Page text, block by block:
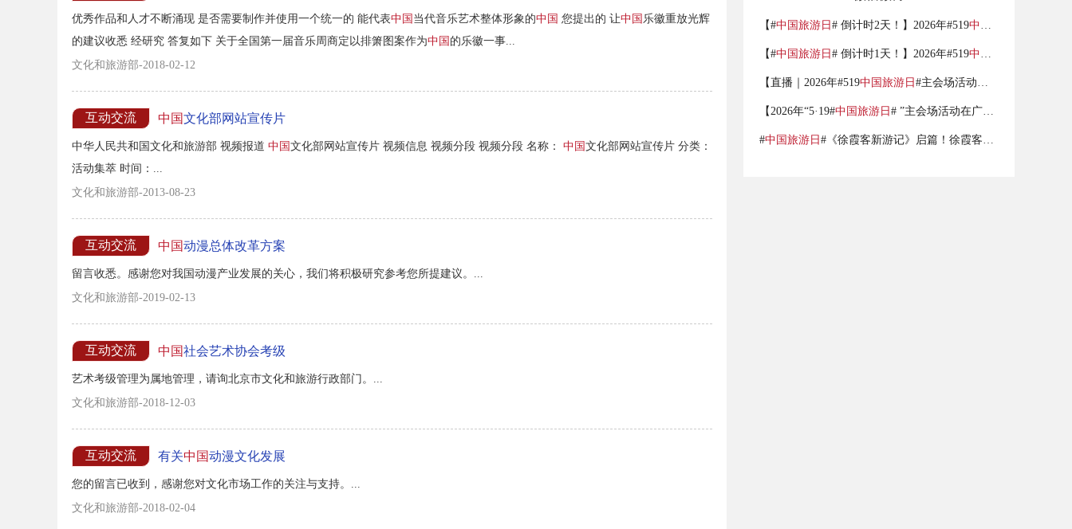
优秀作品和人才不断涌现 是否需要制作并使用一个统一的 能代表中国 当代音乐艺术整体形象的中国 您提出的 让中国 乐徽重放光辉
的建议收悉 经研究 答复如下 关于全国第一届音乐周商定以排箫图案作为中国 的乐徽一事...
文化和旅游部-2018-02-12
互动交流 中国文化部网站宣传片
中华人民共和国文化和旅游部 视频报道 中国 文化部网站宣传片 视频信息 视频分段 视频分段 名称： 中国 文化部网站宣传片 分类：
活动集萃 时间：...
文化和旅游部-2013-08-23
互动交流 中国动漫总体改革方案
留言收悉。感谢您对我国动漫产业发展的关心，我们将积极研究参考您所提建议。...
文化和旅游部-2019-02-13
互动交流 中国社会艺术协会考级
艺术考级管理为属地管理，请询北京市文化和旅游行政部门。...
文化和旅游部-2018-12-03
互动交流 有关中国动漫文化发展
您的留言已收到，感谢您对文化市场工作的关注与支持。...
文化和旅游部-2018-02-04
【#中国旅游日 # 倒计时2天！】2026年#519中国旅游日
【#中国旅游日 # 倒计时1天！】2026年#519中国旅游日
【直播｜2026年#519中国旅游日 #主会场活动启动仪式】5月19日晚，2026年“5·19#
【2026年“5·19#中国旅游日 # ”主会场活动在广东广州举行】5月19日，2026年“5·19
#中国旅游日 #《徐霞客新游记》启篇！徐霞客穿越重游华夏，乐享品质旅游 ，共赴美好山河！#519